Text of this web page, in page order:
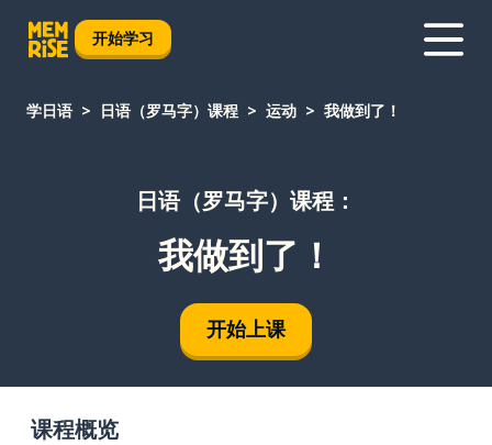
开始学习
学日语 日语（罗马字）课程 运动 我做到了！
日语（罗马字）课程：
我做到了！
开始上课
课程概览